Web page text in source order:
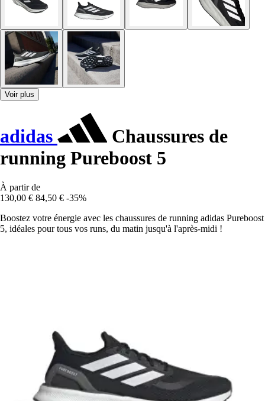
Voir plus
adidas
Chaussures de
running Pureboost 5
À partir de
130,00 € 84,50 € -35%
Boostez votre énergie avec les chaussures de running adidas Pureboost
5, idéales pour tous vos runs, du matin jusqu'à l'après-midi !